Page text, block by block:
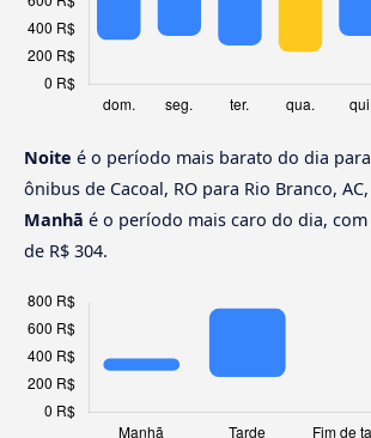
Noite é o período mais barato do dia
ônibus de Cacoal, RO para Rio Branco,
Manhã é o período mais caro do dia,
de R$ 304.